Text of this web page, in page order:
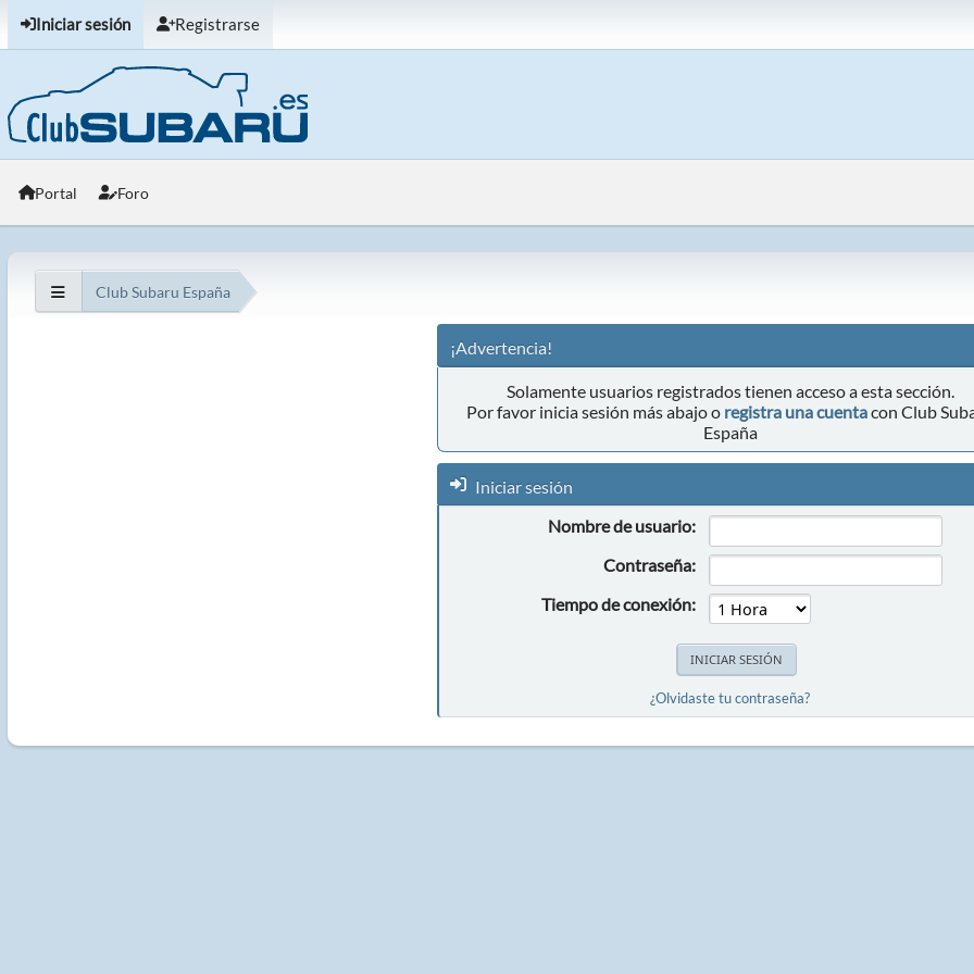
Iniciar sesión Registrarse
Portal Foro
Club Subaru España
¡Advertencia!
Solamente usuarios registrados tienen acceso a esta sección.
Por favor inicia sesión más abajo o registra una cuentacon Club
España
Iniciar sesión
Nombre de usuario:
Contraseña:
Tiempo de conexión:
¿Olvidaste tu contraseña?